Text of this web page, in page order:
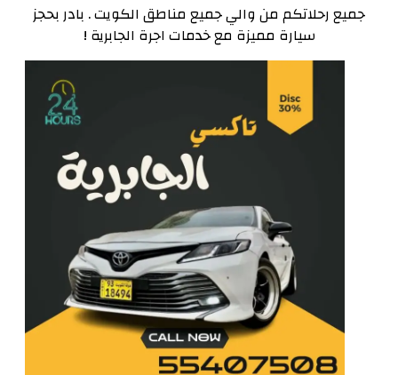
جميع رحلاتكم من والي جميع مناطق الكويت . بادر بحجز
سيارة مميزة مع خدمات اجرة الجابرية !